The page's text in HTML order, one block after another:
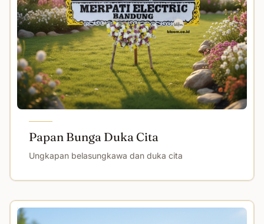
Papan Bunga Duka Cita
Ungkapan belasungkawa dan duka cita